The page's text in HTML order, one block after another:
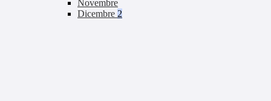
Novembre
Dicembre 2